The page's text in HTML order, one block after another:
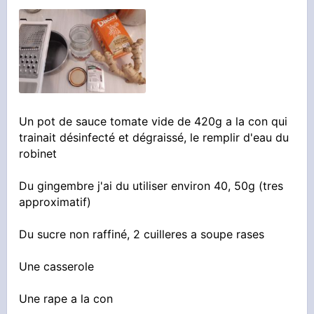
sensation de chaleur de la main) ensemencer
Oui je sais, c'est tres peu de levures pour 4L
levure qui va se multiplier
C'est juste que je suis un gros juif et que je
plus longtemps possible, sachets que je stocke
au frigo
Une fois le tout infusé et déchloré, on va
passer au plus chiant...
Verser le mélange dans le récipient de
fermentation en le filtrant.
doseur avec un filtre inox et ensuite un filtre
inox a mailles resserrées
Mélanger dans la cuve en meme temps pour
Un pot de sauce tomate vide de 420g a la con qui
trainait désinfecté et dégraissé, le remplir d'eau du
robinet
Du gingembre j'ai du utiliser environ 40, 50g (tres
approximatif)
Du sucre non raffiné, 2 cuilleres a soupe rases
Une casserole
Une rape a la con